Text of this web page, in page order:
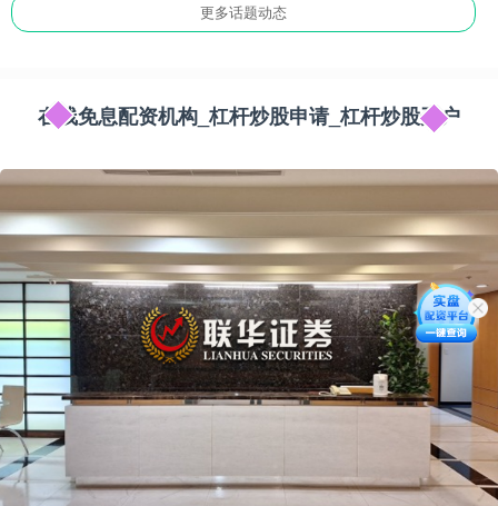
更多话题动态
在线免息配资机构_杠杆炒股申请_杠杆炒股开户